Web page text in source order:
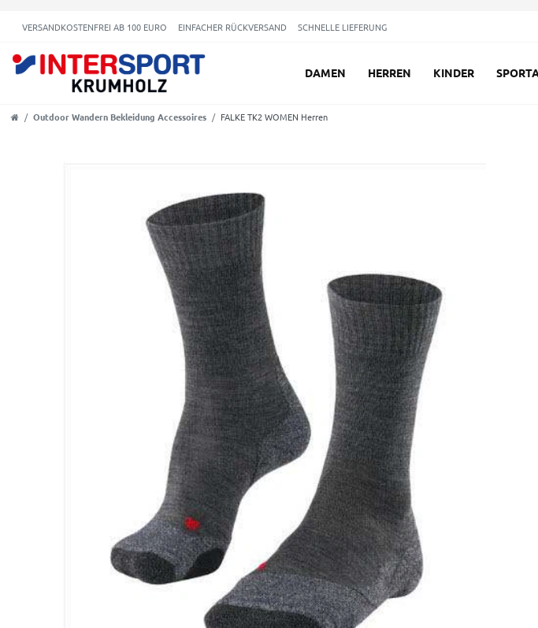
VERSANDKOSTENFREI AB 100 EURO EINFACHER RÜCKVERSAND SCHNELLE LIEFERUNG
DAMEN HERREN KINDER
Outdoor Wandern Bekleidung Accessoires FALKE TK2 WOMEN Herren